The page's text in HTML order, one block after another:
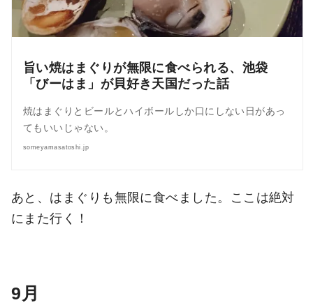
旨い焼はまぐりが無限に食べられる、池袋
「びーはま」が貝好き天国だった話
焼はまぐりとビールとハイボールしか口にしない日があっ
てもいいじゃない。
someyamasatoshi.jp
あと、はまぐりも無限に食べました。ここは絶対
にまた行く！
9月